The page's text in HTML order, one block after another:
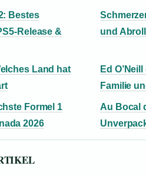
Bestes
Release &
und
Land hat
Ed
Familie
Formel 1
2026
Au Bocal